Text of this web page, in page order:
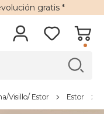
gratis*
Visillo/ Estor Estor